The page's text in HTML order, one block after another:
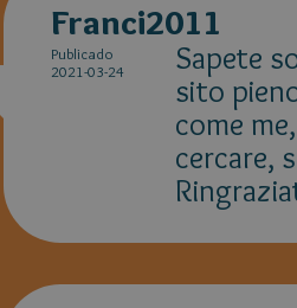
Franci2011
Publicado
2021-03-24
Sapete
sito
come
cercare,